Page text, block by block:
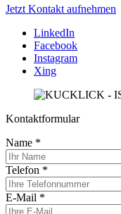
Jetzt Kontakt aufnehmen
LinkedIn
Facebook
Instagram
Xing
Kontaktformular
Name *
Telefon *
E-Mail *